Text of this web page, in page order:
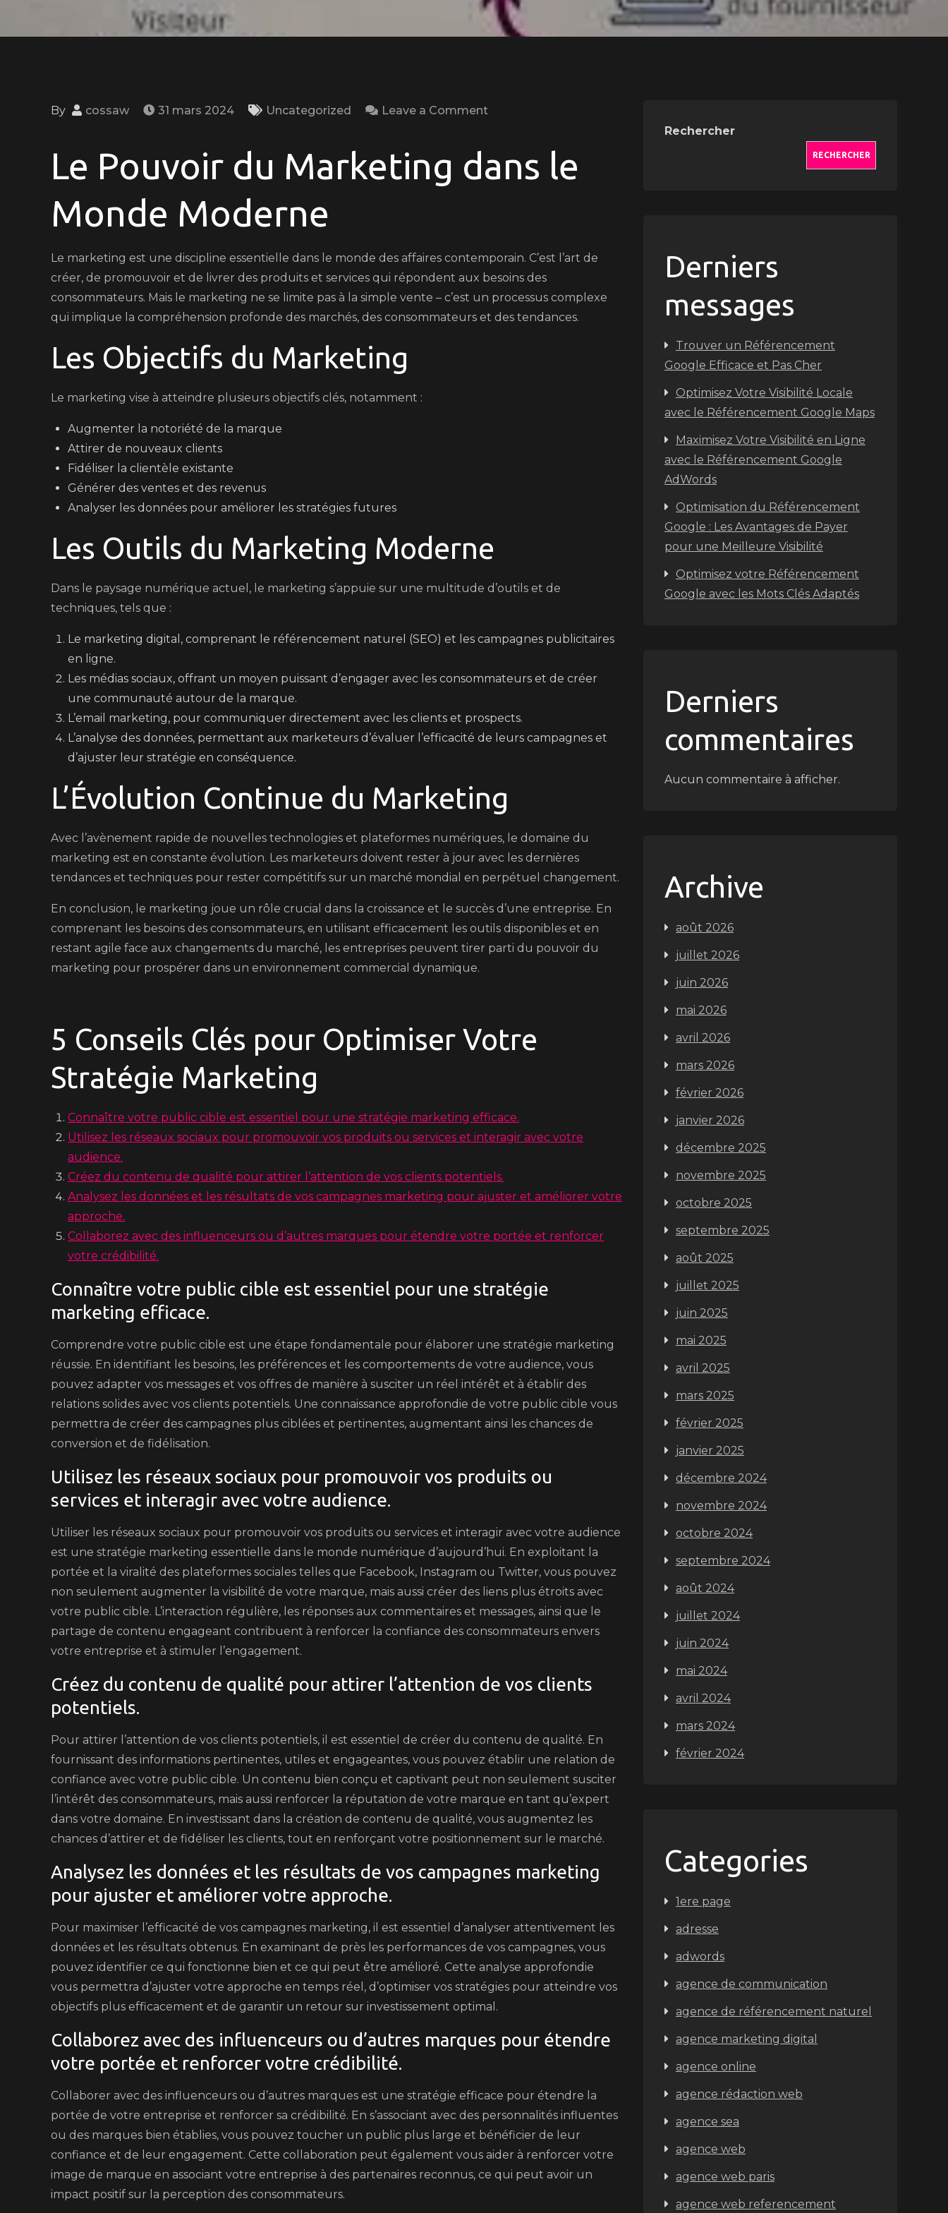
By cossaw 31 mars 2024 Uncategorized Leave a Comment
du
pour
Le Pouvoir du Marketing dans le
Monde Moderne
Le marketing est une discipline essentielle dans le monde des affaires contemporain. C’est l’art de
créer, de promouvoir et de livrer des produits et services qui répondent aux besoins des
consommateurs. Mais le marketing ne se limite pas à la simple vente – c’est un processus complexe
qui implique la compréhension profonde des marchés, des consommateurs et des tendances.
Les Objectifs du Marketing
Le marketing vise à atteindre plusieurs objectifs clés, notamment :
Augmenter la notoriété de la marque
Attirer de nouveaux clients
Fidéliser la clientèle existante
Générer des ventes et des revenus
Analyser les données pour améliorer les stratégies futures
Les Outils du Marketing Moderne
Dans le paysage numérique actuel, le marketing s’appuie sur une multitude d’outils et de
techniques, tels que :
Le marketing digital, comprenant le référencement naturel (SEO) et les campagnes publicitaires
en ligne.
Les médias sociaux, offrant un moyen puissant d’engager avec les consommateurs et de créer
une communauté autour de la marque.
L’email marketing, pour communiquer directement avec les clients et prospects.
L’analyse des données, permettant aux marketeurs d’évaluer l’efficacité de leurs campagnes et
d’ajuster leur stratégie en conséquence.
L’Évolution Continue du Marketing
Avec l’avènement rapide de nouvelles technologies et plateformes numériques, le domaine du
marketing est en constante évolution. Les marketeurs doivent rester à jour avec les dernières
tendances et techniques pour rester compétitifs sur un marché mondial en perpétuel changement.
En conclusion, le marketing joue un rôle crucial dans la croissance et le succès d’une entreprise. En
comprenant les besoins des consommateurs, en utilisant efficacement les outils disponibles et en
restant agile face aux changements du marché, les entreprises peuvent tirer parti du pouvoir du
marketing pour prospérer dans un environnement commercial dynamique.
5 Conseils Clés pour Optimiser Votre
Stratégie Marketing
Connaître votre public cible est essentiel pour une stratégie marketing efficace.
Utilisez les réseaux sociaux pour promouvoir vos produits ou services et interagir avec votre
audience.
Créez du contenu de qualité pour attirer l’attention de vos clients potentiels.
Analysez les données et les résultats de vos campagnes marketing pour ajuster et améliorer votre
approche.
Collaborez avec des influenceurs ou d’autres marques pour étendre votre portée et renforcer
votre crédibilité.
Connaître votre public cible est essentiel pour une stratégie
marketing efficace.
Comprendre votre public cible est une étape fondamentale pour élaborer une stratégie marketing
réussie. En identifiant les besoins, les préférences et les comportements de votre audience, vous
pouvez adapter vos messages et vos offres de manière à susciter un réel intérêt et à établir des
relations solides avec vos clients potentiels. Une connaissance approfondie de votre public cible vous
permettra de créer des campagnes plus ciblées et pertinentes, augmentant ainsi les chances de
conversion et de fidélisation.
Utilisez les réseaux sociaux pour promouvoir vos produits ou
services et interagir avec votre audience.
Utiliser les réseaux sociaux pour promouvoir vos produits ou services et interagir avec votre audience
est une stratégie marketing essentielle dans le monde numérique d’aujourd’hui. En exploitant la
portée et la viralité des plateformes sociales telles que Facebook, Instagram ou Twitter, vous pouvez
non seulement augmenter la visibilité de votre marque, mais aussi créer des liens plus étroits avec
votre public cible. L’interaction régulière, les réponses aux commentaires et messages, ainsi que le
partage de contenu engageant contribuent à renforcer la confiance des consommateurs envers
votre entreprise et à stimuler l’engagement.
Créez du contenu de qualité pour attirer l’attention de vos clients
potentiels.
Pour attirer l’attention de vos clients potentiels, il est essentiel de créer du contenu de qualité. En
fournissant des informations pertinentes, utiles et engageantes, vous pouvez établir une relation de
confiance avec votre public cible. Un contenu bien conçu et captivant peut non seulement susciter
l’intérêt des consommateurs, mais aussi renforcer la réputation de votre marque en tant qu’expert
dans votre domaine. En investissant dans la création de contenu de qualité, vous augmentez les
chances d’attirer et de fidéliser les clients, tout en renforçant votre positionnement sur le marché.
Analysez les données et les résultats de vos campagnes marketing
pour ajuster et améliorer votre approche.
Pour maximiser l’efficacité de vos campagnes marketing, il est essentiel d’analyser attentivement les
données et les résultats obtenus. En examinant de près les performances de vos campagnes, vous
pouvez identifier ce qui fonctionne bien et ce qui peut être amélioré. Cette analyse approfondie
vous permettra d’ajuster votre approche en temps réel, d’optimiser vos stratégies pour atteindre vos
objectifs plus efficacement et de garantir un retour sur investissement optimal.
Collaborez avec des influenceurs ou d’autres marques pour étendre
votre portée et renforcer votre crédibilité.
Collaborer avec des influenceurs ou d’autres marques est une stratégie efficace pour étendre la
portée de votre entreprise et renforcer sa crédibilité. En s’associant avec des personnalités influentes
ou des marques bien établies, vous pouvez toucher un public plus large et bénéficier de leur
confiance et de leur engagement. Cette collaboration peut également vous aider à renforcer votre
image de marque en associant votre entreprise à des partenaires reconnus, ce qui peut avoir un
impact positif sur la perception des consommateurs.
Rechercher
RECHERCHER
Derniers
messages
Trouver un Référencement
Google Efficace et Pas Cher
Optimisez Votre Visibilité Locale
avec le Référencement Google Maps
Maximisez Votre Visibilité en Ligne
avec le Référencement Google
AdWords
Optimisation du Référencement
Google : Les Avantages de Payer
pour une Meilleure Visibilité
Optimisez votre Référencement
Google avec les Mots Clés Adaptés
Derniers
commentaires
Aucun commentaire à afficher.
Archive
août 2026
juillet 2026
juin 2026
mai 2026
avril 2026
mars 2026
février 2026
janvier 2026
décembre 2025
novembre 2025
octobre 2025
septembre 2025
août 2025
juillet 2025
juin 2025
mai 2025
avril 2025
mars 2025
février 2025
janvier 2025
décembre 2024
novembre 2024
octobre 2024
septembre 2024
août 2024
juillet 2024
juin 2024
mai 2024
avril 2024
mars 2024
février 2024
Categories
1ere page
adresse
adwords
agence de communication
agence de référencement naturel
agence marketing digital
agence online
agence rédaction web
agence sea
agence web
agence web paris
agence web referencement